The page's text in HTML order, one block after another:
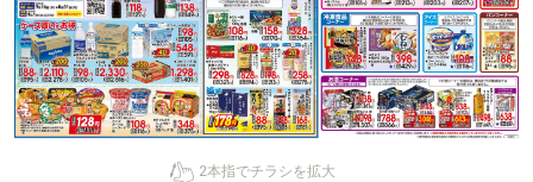
2本指でチラシを拡大